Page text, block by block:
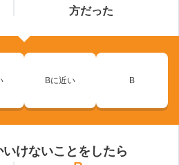
方だった
Bに近い B
けないことをしたら